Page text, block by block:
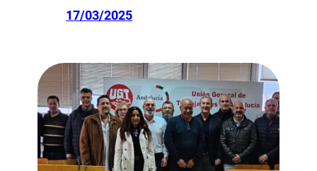
17/03/2025